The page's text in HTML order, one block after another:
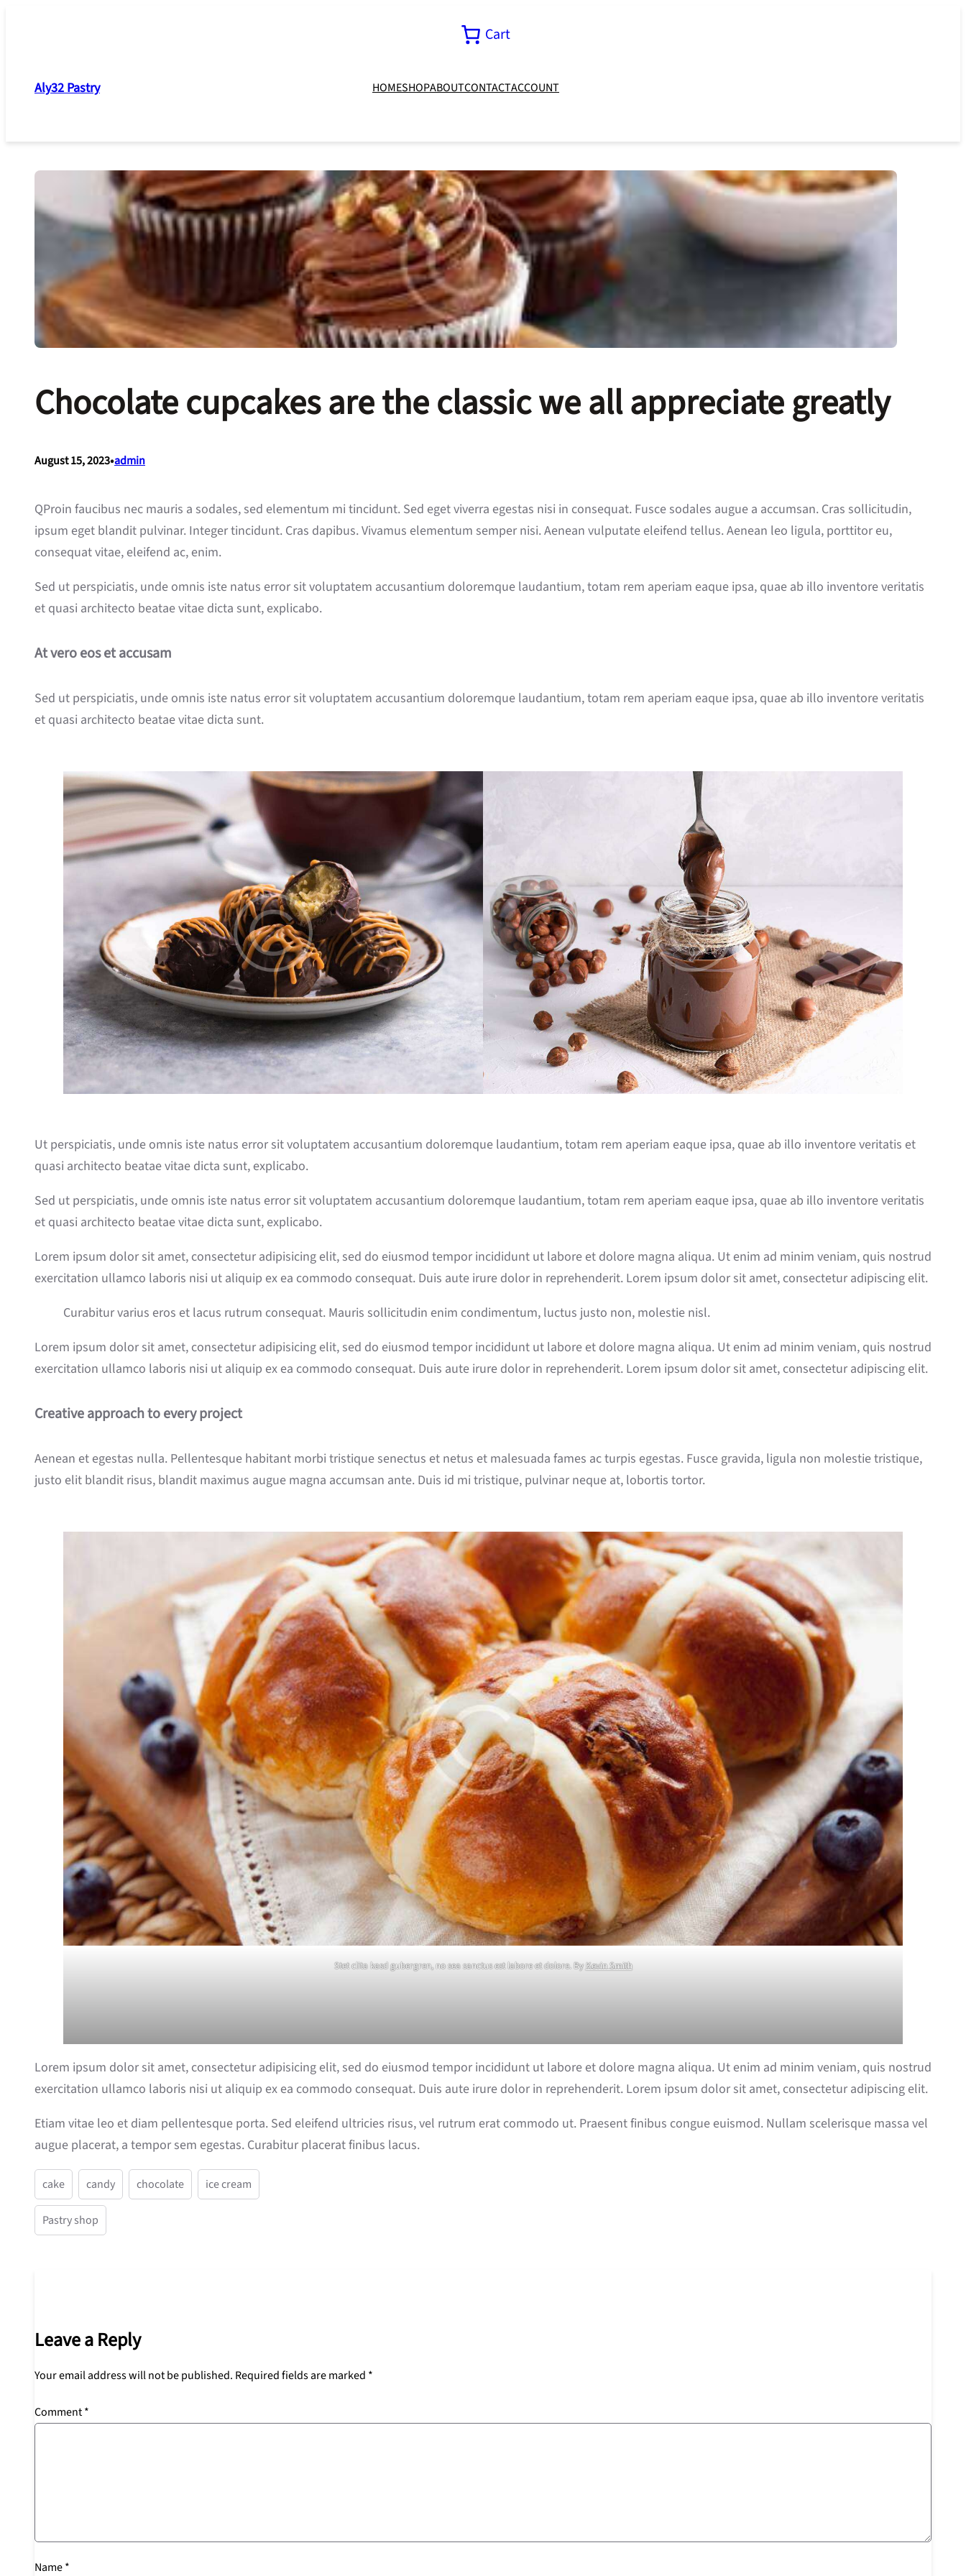
Cart
Aly32 Pastry HOMESHOPABOUTCONTACTACCOUNT
Chocolate cupcakes are the classic we all appreciate greatly
August 15, 2023•admin
QProin faucibus nec mauris a sodales, sed elementum mi tincidunt. Sed eget viverra egestas nisi in consequat. Fusce sodales augue a accumsan. Cras sollicitudin,
ipsum eget blandit pulvinar. Integer tincidunt. Cras dapibus. Vivamus elementum semper nisi. Aenean vulputate eleifend tellus. Aenean leo ligula, porttitor eu,
consequat vitae, eleifend ac, enim.
Sed ut perspiciatis, unde omnis iste natus error sit voluptatem accusantium doloremque laudantium, totam rem aperiam eaque ipsa, quae ab illo inventore veritatis
et quasi architecto beatae vitae dicta sunt, explicabo.
At vero eos et accusam
Sed ut perspiciatis, unde omnis iste natus error sit voluptatem accusantium doloremque laudantium, totam rem aperiam eaque ipsa, quae ab illo inventore veritatis
et quasi architecto beatae vitae dicta sunt.
Ut perspiciatis, unde omnis iste natus error sit voluptatem accusantium doloremque laudantium, totam rem aperiam eaque ipsa, quae ab illo inventore veritatis et
quasi architecto beatae vitae dicta sunt, explicabo.
Sed ut perspiciatis, unde omnis iste natus error sit voluptatem accusantium doloremque laudantium, totam rem aperiam eaque ipsa, quae ab illo inventore veritatis
et quasi architecto beatae vitae dicta sunt, explicabo.
Lorem ipsum dolor sit amet, consectetur adipisicing elit, sed do eiusmod tempor incididunt ut labore et dolore magna aliqua. Ut enim ad minim veniam, quis nostrud
exercitation ullamco laboris nisi ut aliquip ex ea commodo consequat. Duis aute irure dolor in reprehenderit. Lorem ipsum dolor sit amet, consectetur adipiscing elit.
Curabitur varius eros et lacus rutrum consequat. Mauris sollicitudin enim condimentum, luctus justo non, molestie nisl.
Lorem ipsum dolor sit amet, consectetur adipisicing elit, sed do eiusmod tempor incididunt ut labore et dolore magna aliqua. Ut enim ad minim veniam, quis nostrud
exercitation ullamco laboris nisi ut aliquip ex ea commodo consequat. Duis aute irure dolor in reprehenderit. Lorem ipsum dolor sit amet, consectetur adipiscing elit.
Creative approach to every project
Aenean et egestas nulla. Pellentesque habitant morbi tristique senectus et netus et malesuada fames ac turpis egestas. Fusce gravida, ligula non molestie tristique,
justo elit blandit risus, blandit maximus augue magna accumsan ante. Duis id mi tristique, pulvinar neque at, lobortis tortor.
Stet clita kasd gubergren, no sea sanctus est labore et dolore. ByKevin Smith
Lorem ipsum dolor sit amet, consectetur adipisicing elit, sed do eiusmod tempor incididunt ut labore et dolore magna aliqua. Ut enim ad minim veniam, quis nostrud
exercitation ullamco laboris nisi ut aliquip ex ea commodo consequat. Duis aute irure dolor in reprehenderit. Lorem ipsum dolor sit amet, consectetur adipiscing elit.
Etiam vitae leo et diam pellentesque porta. Sed eleifend ultricies risus, vel rutrum erat commodo ut. Praesent finibus congue euismod. Nullam scelerisque massa vel
augue placerat, a tempor sem egestas. Curabitur placerat finibus lacus.
cake candy chocolate ice cream
Pastry shop
Leave a Reply
Your email address will not be published. Required fields are marked *
Comment*
Name*